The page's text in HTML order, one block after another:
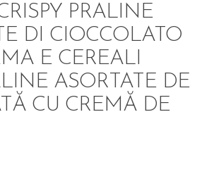
PRALINE
DI CIOCCOLATO
E CEREALI
ASORTATE DE
CU CREMĂ DE